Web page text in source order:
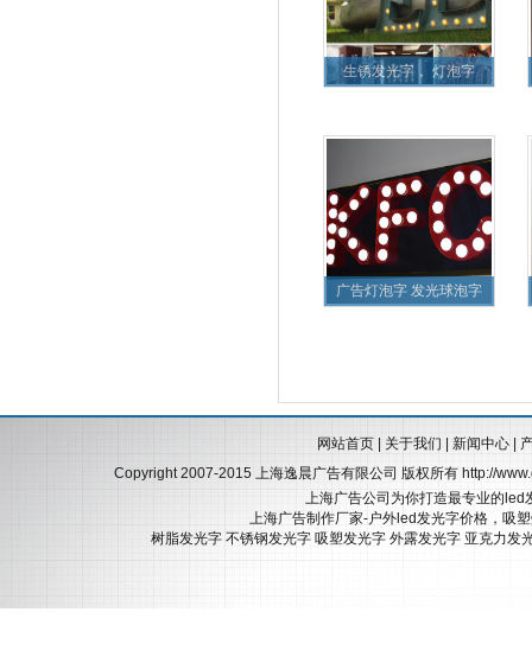
生锈发光字， 灯泡字
广告灯泡字 发光球泡字
网站首页| 关于我们 新闻中心|
Copyright 2007-2015 上海逸晨广告有限公司 版权所有 http://
上海广告公司为你打造最专业的
上海广告制作厂家-户外led发光字价格，吸
树脂发光字 不锈钢发光字 吸塑发光字 外露发光字 亚克力发